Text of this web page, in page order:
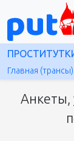
ПРОСТИТУТКИ
Главная (трансы)
Анкеты,